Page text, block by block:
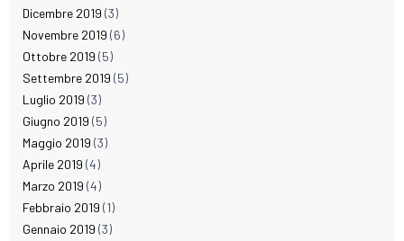
Dicembre 2019 (3)
Novembre 2019 (6)
Ottobre 2019 (5)
Settembre 2019 (5)
Luglio 2019 (3)
Giugno 2019 (5)
Maggio 2019 (3)
Aprile 2019 (4)
Marzo 2019 (4)
Febbraio 2019 (1)
Gennaio 2019 (3)